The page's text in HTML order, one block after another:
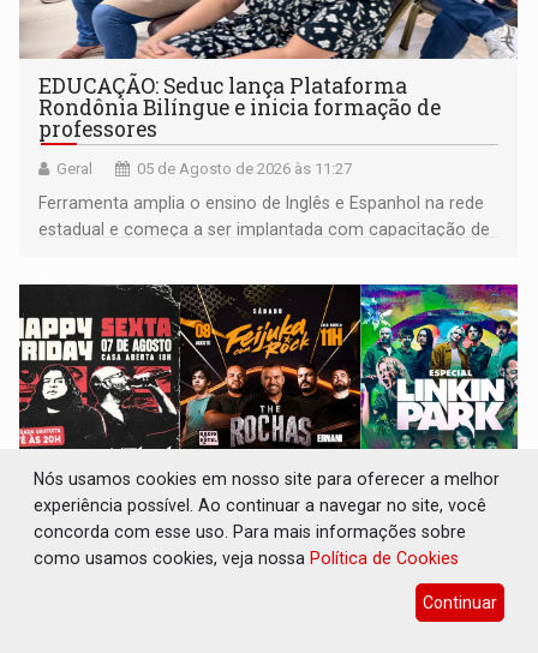
EDUCAÇÃO: Seduc lança Plataforma
Rondônia Bilíngue e inicia formação de
professores
Geral 05 de Agosto de 2026 às 11:27
Ferramenta amplia o ensino de Inglês e Espanhol na rede
estadual e começa a ser implantada com capacitação de
GREGO ORIGINAL PUB: Happy Friday,
Feijuka com Rock e Especial Linkin Park
Nós usamos cookies em nosso site para oferecer a melhor
experiência possível. Ao continuar a navegar no site, você
concorda com esse uso. Para mais informações sobre
como usamos cookies, veja nossa Política de Cookies
Continuar